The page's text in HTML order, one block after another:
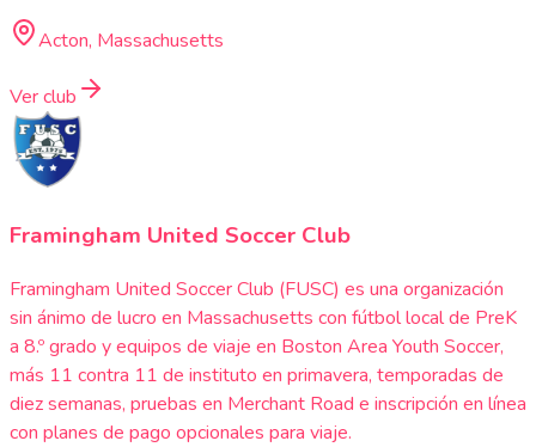
Acton, Massachusetts
Ver club
Framingham United Soccer Club
Framingham United Soccer Club (FUSC) es una organización
sin ánimo de lucro en Massachusetts con fútbol local de PreK
a 8.º grado y equipos de viaje en Boston Area Youth Soccer,
más 11 contra 11 de instituto en primavera, temporadas de
diez semanas, pruebas en Merchant Road e inscripción en línea
con planes de pago opcionales para viaje.